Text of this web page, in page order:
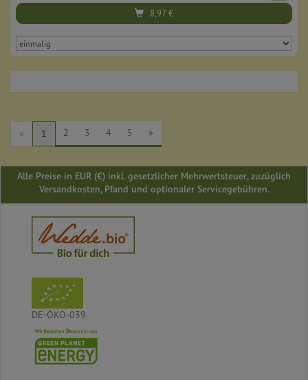
8,97 €
« 1 2 3 4 5 »
Alle Preise in EUR (€) inkl. gesetzlicher Mehrwertsteuer, zuzüglich
Versandkosten, Pfand und optionaler Servicegebühren.
DE-ÖKO-039